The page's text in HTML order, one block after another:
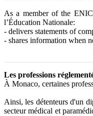
As a member of the
l’Éducation Nationale:
- delivers statements of
- shares information when
Les professions
À Monaco, certaines
Ainsi, les détenteurs d'un
secteur médical et